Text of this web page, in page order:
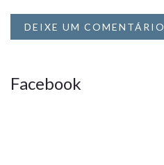
DEIXE UM COMENTÁRIO
Facebook